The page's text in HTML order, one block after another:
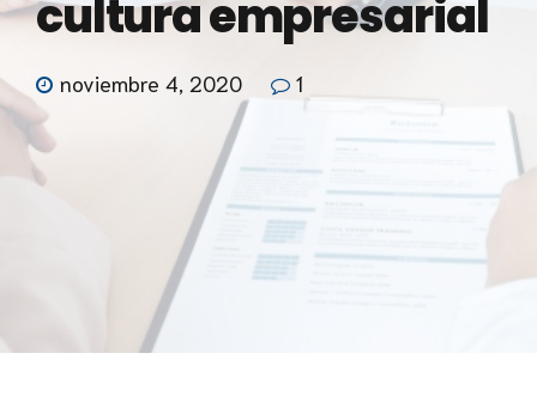
cultura empresarial
noviembre 4, 2020 1